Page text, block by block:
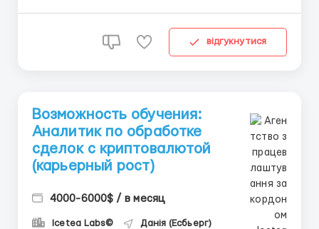
відгукнутися
Возможность обучения:
Аналитик по обработке
сделок с криптовалютой
(карьерный рост)
4000-6000$ / в месяц
Icetea Labs© Данія (Есбьерг)